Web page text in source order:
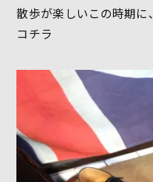
散歩が楽しいこの時期
コチラ